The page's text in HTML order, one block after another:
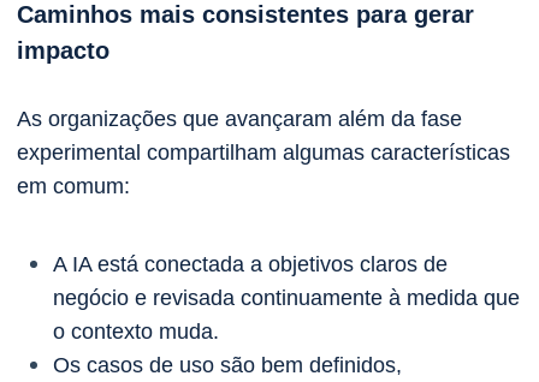
Caminhos mais consistentes para gerar
impacto
As organizações que avançaram além da fase
experimental compartilham algumas características
em comum:
A IA está conectada a objetivos claros de
negócio e revisada continuamente à medida que
o contexto muda.
Os casos de uso são bem definidos,